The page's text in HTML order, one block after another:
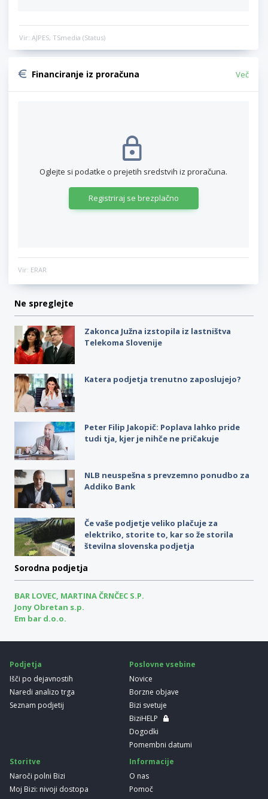
Vir: AJPES, TSmedia (Status)
Financiranje iz proračuna Več
Oglejte si podatke o prejetih sredstvih iz proračuna.
Registriraj se brezplačno
Vir: ERAR
Ne spreglejte
Zakonca Južna izstopila iz lastništva
Telekoma Slovenije
Katera podjetja trenutno zaposlujejo?
Peter Filip Jakopič: Poplava lahko pride
tudi tja, kjer je nihče ne pričakuje
NLB neuspešna s prevzemno ponudbo za
Addiko Bank
Če vaše podjetje veliko plačuje za
elektriko, storite to, kar so že storila
številna slovenska podjetja
Sorodna podjetja
BAR LOVEC, MARTINA ČRNČEC S.P.
Jony Obretan s.p.
Em bar d.o.o.
Podjetja
Išči po dejavnostih
Naredi analizo trga
Seznam podjetij
Poslovne vsebine
Novice
Borzne objave
Bizi svetuje
BiziHELP
Dogodki
Pomembni datumi
Storitve
Naroči polni Bizi
Moj Bizi: nivoji dostopa
Informacije
O nas
Pomoč